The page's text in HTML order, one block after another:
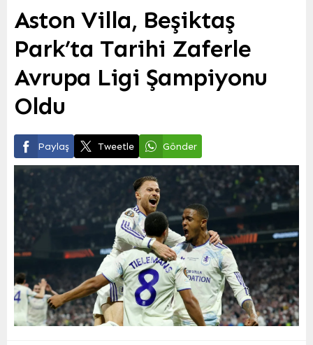
Aston Villa, Beşiktaş
Park’ta Tarihi Zaferle
Avrupa Ligi Şampiyonu
Oldu
Paylaş Tweetle Gönder